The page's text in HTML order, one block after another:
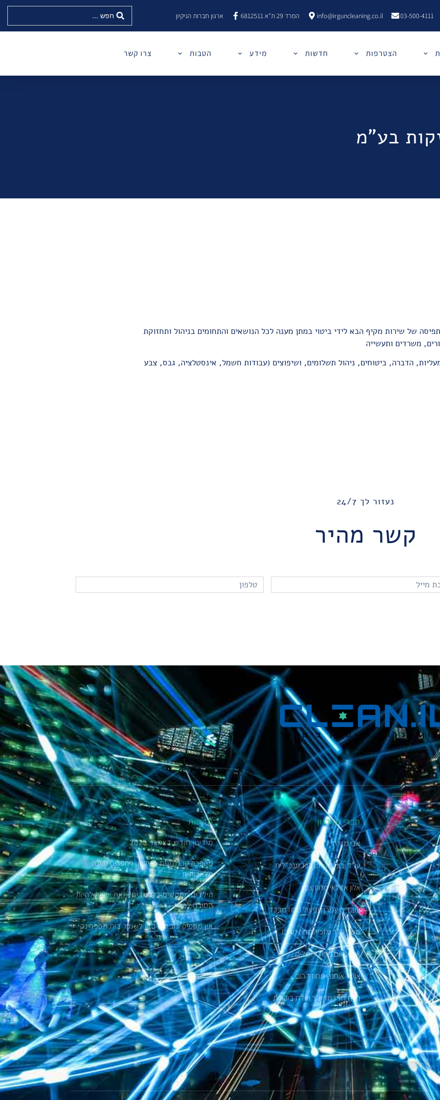
03-500-4111
info@irguncleaning.co.il המרד 29 ת"א 6812511 ארגון חברות הניקיון
הצטרפות חדשות מידע הטבות צרו קשר
בע"מ
של שירות מקיף הבא לידי ביטוי במתן מענה לכל הנושאים והתחומים בניהול ותחזוקת
משרדים ותעשייה
הדברה, ביטוחים, ניהול תשלומים, ושיפוצים (עבודות חשמל, אינסטלציה, גבס, צבע
נעזור לך 24/7
קשר מהיר
חברי הארגון
אבי מזרחי יו"ר
עו”ד ורוניקה רוזנברג מנכ"לית
אלון אזולאי מחוז צפון
עובדיה עמרן תפעול מחוז מרכז
משה קלר מזכיר מחוז מרכז
אורי נחום מחוז ירושלים
אושר אוחנה מחוז דרום
רו"ח דורון חזן יו"ר ועדת ביקורת
חדשות
מידעון חודש דצמבר 2025
מהפכה טכנולוגית בניקיון: רחפנים ובינה
מלאכותית
הילדים מתקשים בלימודים? זאת יכולה להיות
הסיבה לכך
אין מספיק עובדים כדי לשמור בית הספר נקי